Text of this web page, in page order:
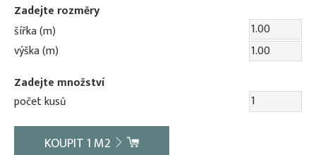
Zadejte rozměry
šířka (m)
výška (m)
Zadejte množství
počet kusů
KOUPIT1 M2